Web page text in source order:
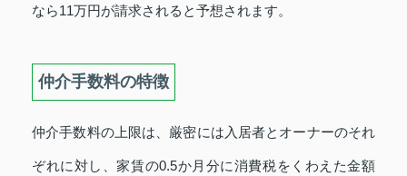
なら11万円が請求されると予想されます。
仲介手数料の特徴
仲介手数料の上限は、厳密には入居者とオーナーのそれ
ぞれに対し、家賃の0.5か月分に消費税をくわえた金額